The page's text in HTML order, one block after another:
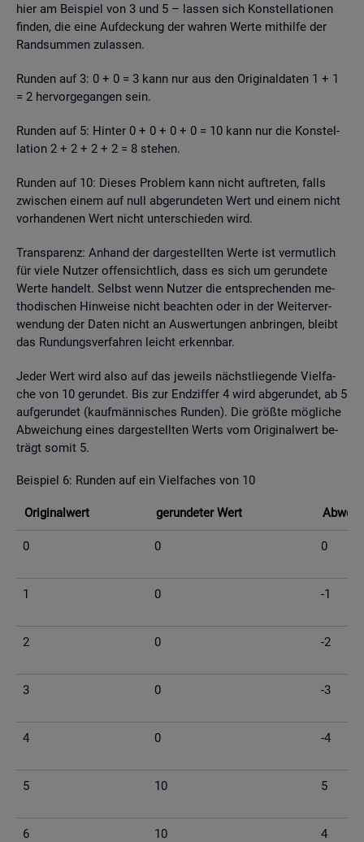
hier am Bei­spiel von 3 und 5 – las­sen sich Kon­stel­la­tio­nen
fin­den, die eine Auf­de­ckung der wah­ren Werte mit­hil­fe der
Rand­sum­men zu­las­sen.
Run­den auf 3: 0 + 0 = 3 kann nur aus den Ori­gi­nal­da­ten 1 + 1
= 2 her­vor­ge­gan­gen sein.
Run­den auf 5: Hin­ter 0 + 0 + 0 + 0 = 10 kann nur die Kon­stel­
la­ti­on 2 + 2 + 2 + 2 = 8 ste­hen.
Run­den auf 10: Die­ses Pro­blem kann nicht auf­tre­ten, falls
zwi­schen einem auf null ab­ge­run­de­ten Wert und einem nicht
vor­han­de­nen Wert nicht un­ter­schie­den wird.
Trans­pa­renz: An­hand der dar­ge­stell­ten Werte ist ver­mut­lich
für viele Nut­zer of­fen­sicht­lich, dass es sich um ge­run­de­te
Werte han­delt. Selbst wenn Nut­zer die ent­spre­chen­den me­
tho­di­schen Hin­wei­se nicht be­ach­ten oder in der Wei­ter­ver­
wen­dung der Daten nicht an Aus­wer­tun­gen an­brin­gen, bleibt
das Run­dungs­ver­fah­ren leicht er­kenn­bar.
Jeder Wert wird also auf das je­weils nächst­lie­gen­de Viel­fa­
che von 10 ge­run­det. Bis zur End­zif­fer 4 wird ab­ge­run­det, ab 5
auf­ge­run­det (kauf­män­ni­sches Run­den). Die grö­ß­te mög­li­che
Ab­wei­chung eines dar­ge­stell­ten Werts vom Ori­gi­nal­wert be­
trägt somit 5.
Bei­spiel 6: Run­den auf ein Viel­fa­ches von 10
Ori­gi­nal­wert ge­run­de­ter Wert
0 0 0
1 0 -1
2 0 -2
3 0 -3
4 0 -4
5 10 5
6 10 4